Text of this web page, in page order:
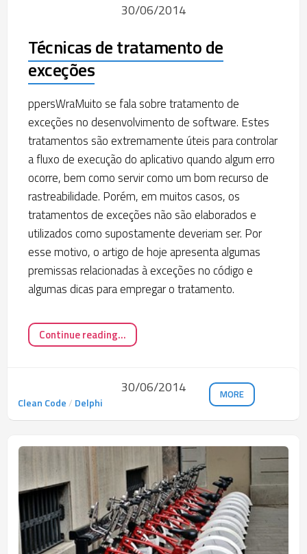
30/06/2014
Técnicas de tratamento de
exceções
ppersWraMuito se fala sobre tratamento de
exceções no desenvolvimento de software. Estes
tratamentos são extremamente úteis para controlar
a fluxo de execução do aplicativo quando algum erro
ocorre, bem como servir como um bom recurso de
rastreabilidade. Porém, em muitos casos, os
tratamentos de exceções não são elaborados e
utilizados como supostamente deveriam ser. Por
esse motivo, o artigo de hoje apresenta algumas
premissas relacionadas à exceções no código e
algumas dicas para empregar o tratamento.
Continue reading...
30/06/2014
Clean Code/ Delphi
MORE